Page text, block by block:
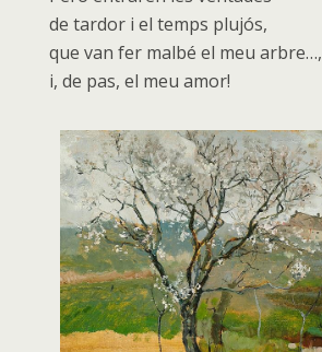
de tardor i el temps plujós,
que van fer malbé el meu arbre…,
i, de pas, el meu amor!